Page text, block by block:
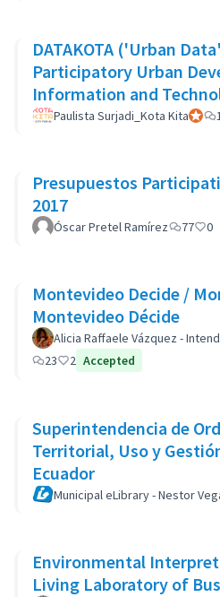
DATAKOTA ('Urban
Participatory Urban
Information and
Paulista Surjadi_Kota Kita
Presupuestos
2017
Óscar Pretel Ramírez 77 0
Montevideo Decide /
Montevideo Décide
Alicia Raffaele Vázquez -
23
2 Accepted
Superintendencia de
Territorial, Uso y
Ecuador
Municipal eLibrary - Nestor
Environmental
Living Laboratory of